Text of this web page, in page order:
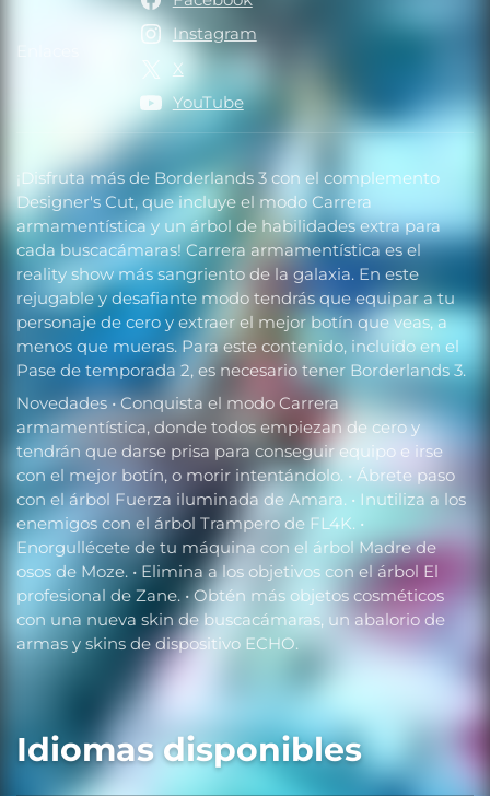
¡Disfruta más de Borderlands 3 con el complemento
Designer's Cut, que incluye el modo Carrera
armamentística y un árbol de habilidades extra para
cada buscacámaras! Carrera armamentística es el
reality show más sangriento de la galaxia. En este
rejugable y desafiante modo tendrás que equipar a tu
personaje de cero y extraer el mejor botín que veas, a
menos que mueras. Para este contenido, incluido en el
Pase de temporada 2, es necesario tener Borderlands 3.
Novedades • Conquista el modo Carrera
armamentística, donde todos empiezan de cero y
tendrán que darse prisa para conseguir equipo e irse
con el mejor botín, o morir intentándolo. • Ábrete paso
con el árbol Fuerza iluminada de Amara. • Inutiliza a los
enemigos con el árbol Trampero de FL4K. •
Enorgullécete de tu máquina con el árbol Madre de
osos de Moze. • Elimina a los objetivos con el árbol El
profesional de Zane. • Obtén más objetos cosméticos
con una nueva skin de buscacámaras, un abalorio de
armas y skins de dispositivo ECHO.
Enlaces
Instagram
X
YouTube
Idiomas disponibles